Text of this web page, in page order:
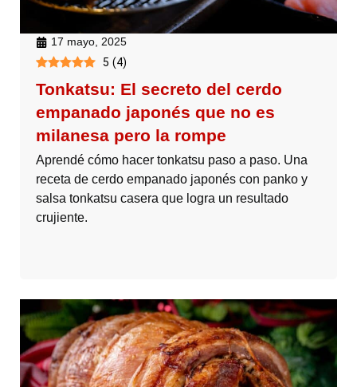
17 mayo, 2025
5 (4)
Tonkatsu: El secreto del cerdo
empanado japonés que no es
milanesa pero la rompe
Aprendé cómo hacer tonkatsu paso a paso. Una
receta de cerdo empanado japonés con panko y
salsa tonkatsu casera que logra un resultado
crujiente.